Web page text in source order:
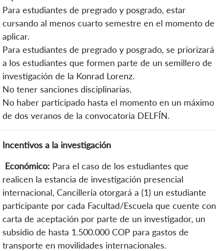
Para estudiantes de pregrado y posgrado, estar
cursando al menos cuarto semestre en el momento de
aplicar.
Para estudiantes de pregrado y posgrado, se priorizará
a los estudiantes que formen parte de un semillero de
investigación de la Konrad Lorenz.
No tener sanciones disciplinarias.
No haber participado hasta el momento en un máximo
de dos veranos de la convocatoria DELFÍN.
Incentivos a la investigación
Económico: Para el caso de los estudiantes que
realicen la estancia de investigación presencial
internacional, Cancillería otorgará a (1) un estudiante
participante por cada Facultad/Escuela que cuente con
carta de aceptación por parte de un investigador, un
subsidio de hasta 1.500.000 COP para gastos de
transporte en movilidades internacionales.